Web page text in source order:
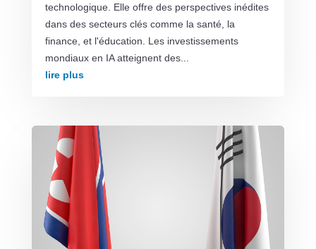
technologique. Elle offre des perspectives inédites
dans des secteurs clés comme la santé, la
finance, et l'éducation. Les investissements
mondiaux en IA atteignent des...
lire plus